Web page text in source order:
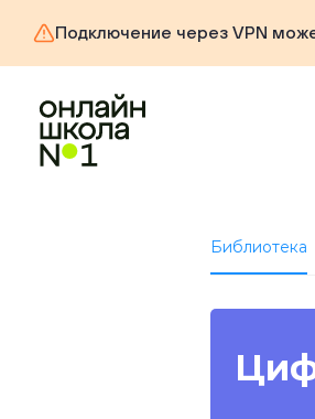
Подключение через VPN
Библиотека